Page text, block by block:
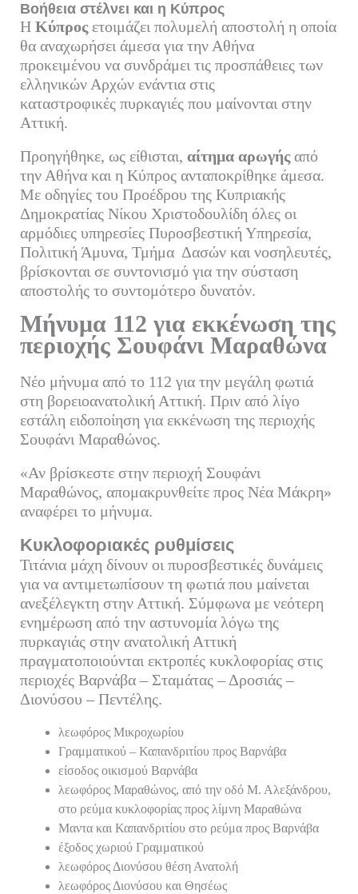
Βοήθεια στέλνει και η Κύπρος
Η Κύπροςετοιμάζει πολυμελή αποστολή η οποία
θα αναχωρήσει άμεσα για την Αθήνα
προκειμένου να συνδράμει τις προσπάθειες των
ελληνικών Αρχών ενάντια στις
καταστροφικές πυρκαγιές που μαίνονται στην
Αττική.
Προηγήθηκε, ως είθισται, αίτημα αρωγήςαπό
την Αθήνα και η Κύπρος ανταποκρίθηκε άμεσα.
Με οδηγίες του Προέδρου της Κυπριακής
Δημοκρατίας Νίκου Χριστοδουλίδη όλες οι
αρμόδιες υπηρεσίες Πυροσβεστική Υπηρεσία,
Πολιτική Άμυνα, Τμήμα Δασών και νοσηλευτές,
βρίσκονται σε συντονισμό για την σύσταση
αποστολής το συντομότερο δυνατόν.
Μήνυμα 112 για εκκένωση της
περιοχής Σουφάνι Μαραθώνα
Νέο μήνυμα από το 112 για την μεγάλη φωτιά
στη βορειοανατολική Αττική. Πριν από λίγο
εστάλη ειδοποίηση για εκκένωση της περιοχής
Σουφάνι Μαραθώνος.
«Αν βρίσκεστε στην περιοχή Σουφάνι
Μαραθώνος, απομακρυνθείτε προς Νέα Μάκρη»
αναφέρει το μήνυμα.
Κυκλοφοριακές ρυθμίσεις
Τιτάνια μάχη δίνουν οι πυροσβεστικές δυνάμεις
για να αντιμετωπίσουν τη φωτιά που μαίνεται
ανεξέλεγκτη στην Αττική. Σύμφωνα με νεότερη
ενημέρωση από την αστυνομία λόγω της
πυρκαγιάς στην ανατολική Αττική
πραγματοποιούνται εκτροπές κυκλοφορίας στις
περιοχές Βαρνάβα – Σταμάτας – Δροσιάς –
Διονύσου – Πεντέλης.
λεωφόρος Μικροχωρίου
Γραμματικού – Καπανδριτίου προς Βαρνάβα
είσοδος οικισμού Βαρνάβα
λεωφόρος Μαραθώνος, από την οδό Μ. Αλεξάνδρου,
στο ρεύμα κυκλοφορίας προς λίμνη Μαραθώνα
Μαντα και Καπανδριτίου στο ρεύμα προς Βαρνάβα
έξοδος χωριού Γραμματικού
λεωφόρος Διονύσου θέση Ανατολή
λεωφόρος Διονύσου και Θησέως